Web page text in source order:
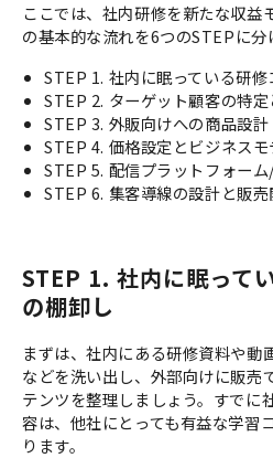
ここでは、社内研修を新たな収益
の基本的な流れを6つのSTEPに分
STEP 1. 社内に眠っている研
STEP 2. ターゲット顧客の特
STEP 3. 外販向けへの商品設
STEP 4. 価格設定とビジネス
STEP 5. 配信プラットフォー
STEP 6. 集客導線の設計と販売
STEP 1. 社内に眠って
の棚卸し
まずは、社内にある研修資料や動
などを洗い出し、外部向けに販売
テンツを整理しましょう。すでに
容は、他社にとっても有益な学習
ります。